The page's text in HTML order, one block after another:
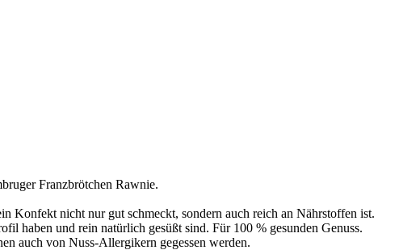
Franzbrötchen Rawnie.
Konfekt nicht nur gut schmeckt, sondern auch reich an Nährstoffen ist.
haben und rein natürlich gesüßt sind. Für 100 % gesunden Genuss.
auch von Nuss-Allergikern gegessen werden.